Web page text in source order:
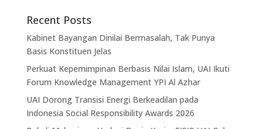
Recent Posts
Kabinet Bayangan Dinilai Bermasalah, Tak Punya
Basis Konstituen Jelas
Perkuat Kepemimpinan Berbasis Nilai Islam, UAI Ikuti
Forum Knowledge Management YPI Al Azhar
UAI Dorong Transisi Energi Berkeadilan pada
Indonesia Social Responsibility Awards 2026